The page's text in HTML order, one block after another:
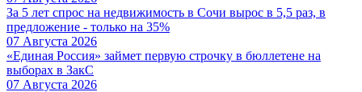
За 5 лет спрос на недвижимость в Сочи вырос в 5,5 раз, в
предложение - только на 35%
07 Августа 2026
«Единая Россия» займет первую строчку в бюллетене на
выборах в ЗакС
07 Августа 2026